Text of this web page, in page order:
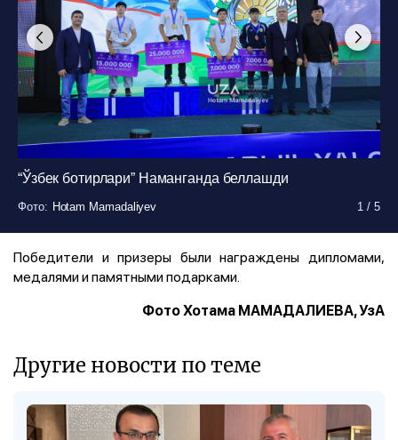
“Ўзбек ботирлари” Наманганда беллашди
Фото: Hotam Mamadaliyev 1 /5
Фото: Hotam Mamadaliyev 1 /5
Hotam Mamadaliyev / 5
Фото: Hotam Mamadaliyev 1 /5
Фото: Hotam Mamadaliyev 1 /5
Победители и призеры были награждены дипломами,
медалями и памятными подарками.
Фото Хотама МАМАДАЛИЕВА, УзА
Другие новости по теме